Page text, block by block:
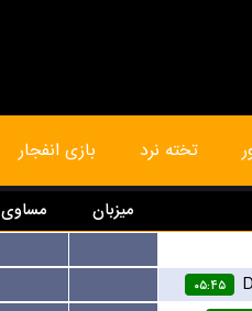
تخته نرد بازی انفجار
میزبان مساوی
۰۵:۴۵